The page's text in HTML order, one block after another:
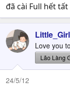
đã cài Full hết tất
Little_Girl
Love you
Lão Làng
24/5/12